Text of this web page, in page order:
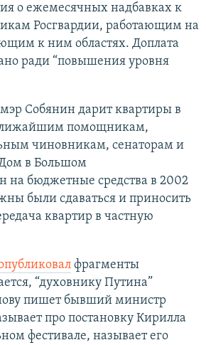
о ежемесячных надбавках к
Росгвардии, работающим на
к ним областях. Доплата
ради “повышения уровня
Собянин дарит квартиры в
помощникам,
чиновникам, сенаторам и
в Большом
на бюджетные средства в 2002
были сдаваться и приносить
квартир в частную
фрагменты
“духовнику Путина”
пишет бывший министр
про постановку Кирилла
фестивале, называет его